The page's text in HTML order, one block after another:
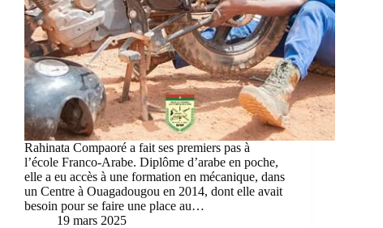
Rahinata Compaoré a fait ses premiers pas à
l’école Franco-Arabe. Diplôme d’arabe en poche,
elle a eu accès à une formation en mécanique, dans
un Centre à Ouagadougou en 2014, dont elle avait
besoin pour se faire une place au…
19 mars 2025